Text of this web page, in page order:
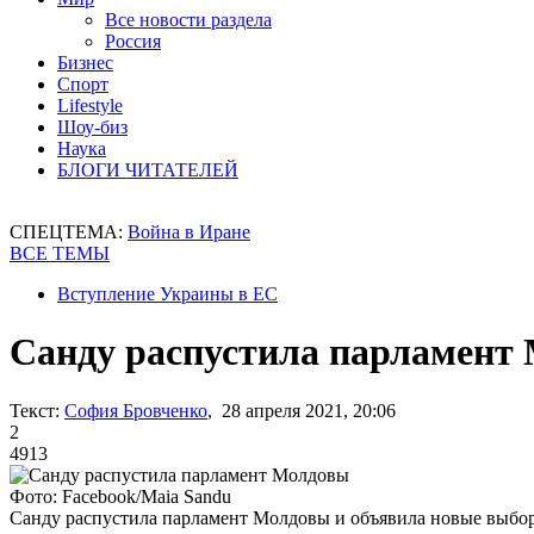
Все новости раздела
Россия
Бизнес
Спорт
Lifestyle
Шоу-биз
Наука
БЛОГИ ЧИТАТЕЛЕЙ
СПЕЦТЕМА: Война в Иране
ВСЕ ТЕМЫ
Вступление Украины в ЕС
Санду распустила
Текст: София Бровченко, 28 апреля 2021, 20:06
2
4913
Фото: Facebook/Maia Sandu
Санду распустила парламент Молдовы и объявила новые